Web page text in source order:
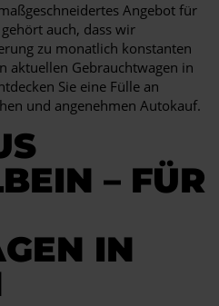
Angebot für
auch, dass wir
zu monatlich konstanten
aktuellen Gebrauchtwagen in
Sie eine Fülle an
und angenehmen Autokauf.
– FÜR
IN